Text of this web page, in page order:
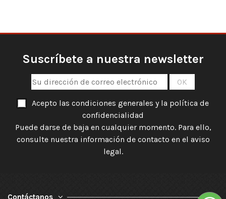
Suscríbete a nuestra newsletter
Acepto las condiciones generales y la política de
confidencialidad
Puede darse de baja en cualquier momento. Para ello,
consulte nuestra información de contacto en el aviso
legal.
Contáctanos